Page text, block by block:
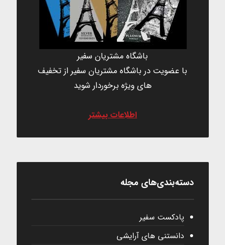
باشگاه مشتریان سفیر
با عضویت در باشگاه مشتریان سفیر از تخفیف
های ویژه برخوردار شوید
اطلاعات بیشتر
دسته‌بندی‌های مجله
پادکست سفیر
دانستنی های آرایشی